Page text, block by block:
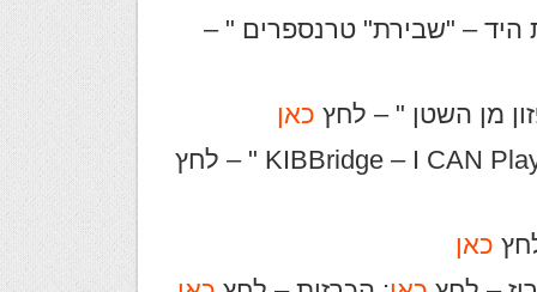
היד – "שבירת" טרנספרים " –
מן השטן " – לחץ כאן
כאן